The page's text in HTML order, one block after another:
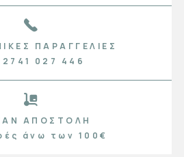
ΠΑΡΑΓΓΕΛΊΕΣ
2741 027 446
ΑΠΟΣΤΟΛΉ
άνω των 100€